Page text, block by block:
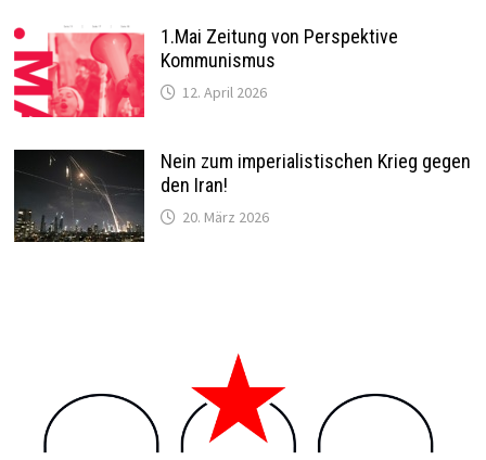
1.Mai Zeitung von Perspektive
Kommunismus
12. April 2026
Nein zum imperialistischen Krieg gegen
den Iran!
20. März 2026